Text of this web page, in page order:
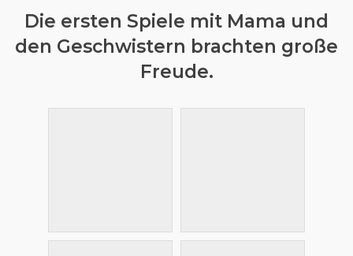
Die ersten Spiele mit Mama und
den Geschwistern brachten große
Freude.